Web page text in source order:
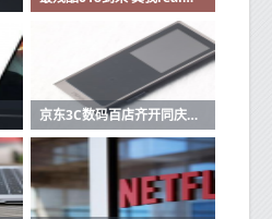
京东3C数码百店齐开同庆618 为区域经济高质量增长注入新动能